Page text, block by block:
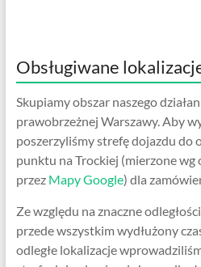
Obsługiwane
Skupiamy obszar naszego
prawobrzeżnej Warszawy. Aby
poszerzyliśmy strefę dojazdu do
punktu na Trockiej (mierzone wg
przez Mapy Google) dla
Ze względu na znaczne
przede wszystkim wydłużony
odległe lokalizacje